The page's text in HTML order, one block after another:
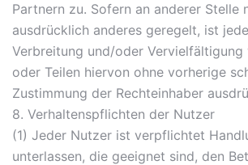
Partnern zu. Sofern an anderer Stelle
ausdrücklich anderes geregelt, ist
Verbreitung und/oder Vervielfältigung
oder Teilen hiervon ohne vorherige
Zustimmung der Rechteinhaber
8. Verhaltenspflichten der Nutzer
(1) Jeder Nutzer ist verpflichtet
unterlassen, die geeignet sind, den